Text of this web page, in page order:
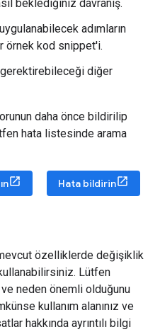
beklediğiniz davranış.
adımların
örnek kod snippet'i.
diğer
daha önce bildirilip
hata listesinde arama
Hata bildirin
özelliklerde değişiklik
Lütfen
neden önemli olduğunu
kullanım alanınız ve
hakkında ayrıntılı bilgi